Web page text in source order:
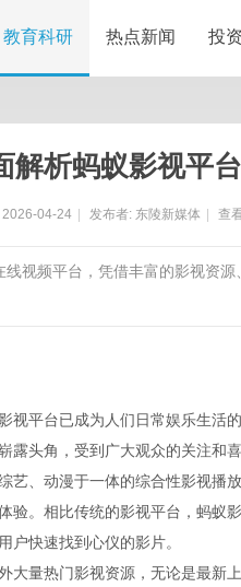
教育科研 热点新闻 投
解析蚂蚁影视平
2026-04-24 发布者: 东陵新媒体 查
视频平台，凭借丰富的影视资
视平台已成为人们日常娱乐生活
露头角，受到广大观众的关注和
艺、动漫于一体的综合性影视播
验。相比传统的影视平台，蚂蚁
户快速找到心仪的影片。
大量热门影视资源，无论是最新